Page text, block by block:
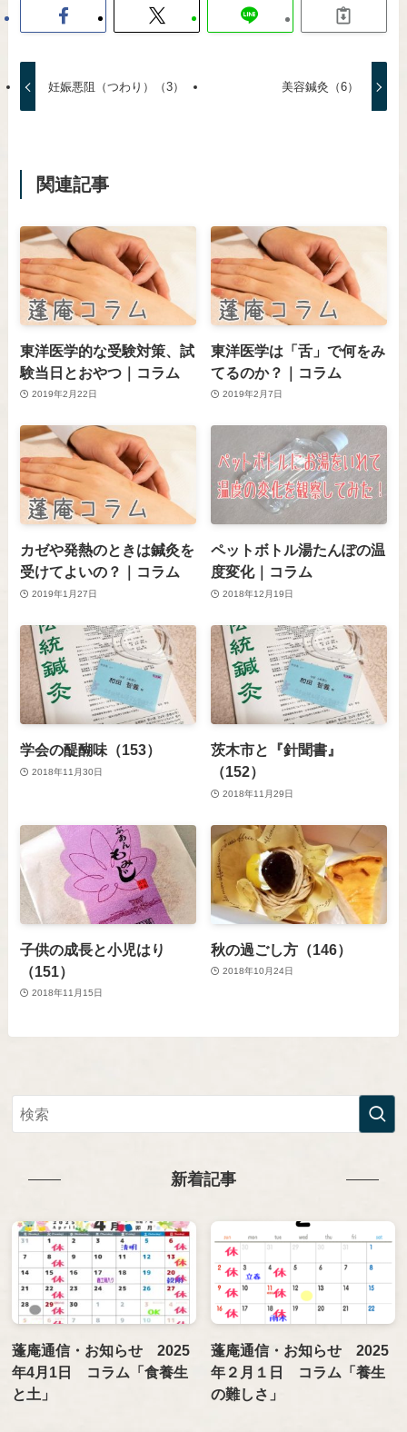
妊娠悪阻（つわり）（3） 美容鍼灸（6）
関連記事
東洋医学的な受験対策、試
験当日とおやつ｜コラム
2019年2月22日
東洋医学は「舌」で何をみ
てるのか？｜コラム
2019年2月7日
カゼや発熱のときは鍼灸を
受けてよいの？｜コラム
2019年1月27日
ペットボトル湯たんぽの温
度変化｜コラム
2018年12月19日
学会の醍醐味（153）
2018年11月30日
茨木市と『針聞書』
（152）
2018年11月29日
子供の成長と小児はり
（151）
2018年11月15日
秋の過ごし方（146）
2018年10月24日
新着記事
蓬庵通信・お知らせ 2025
年4月1日 コラム「食養生
と土」
蓬庵通信・お知らせ 2025
年２月１日 コラム「養生
の難しさ」